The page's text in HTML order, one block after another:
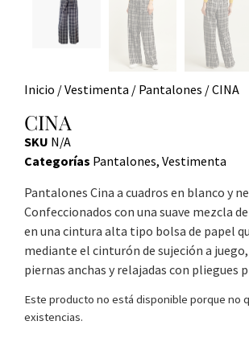
Inicio /Vestimenta / Pantalones / CINA
CINA
SKU N/A
Categorías Pantalones, Vestimenta
Pantalones Cina a cuadros en blanco y
Confeccionados con una suave mezcla
en una cintura alta tipo bolsa de papel
mediante el cinturón de sujeción a
piernas anchas y relajadas con pliegues
Este producto no está disponible porque no
existencias.